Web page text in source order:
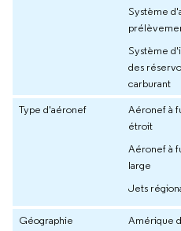
Système
Système
des
carburant
Type d'aéronef
Aéronef à
étroit
Aéronef à
large
Jets
Géographie Amérique